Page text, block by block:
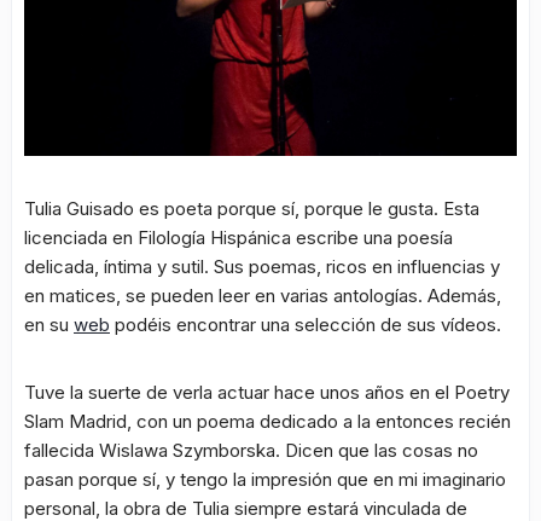
Tulia Guisado es poeta porque sí, porque le gusta. Esta
licenciada en Filología Hispánica escribe una poesía
delicada, íntima y sutil. Sus poemas, ricos en influencias y
en matices, se pueden leer en varias antologías. Además,
en su web podéis encontrar una selección de sus vídeos.
Tuve la suerte de verla actuar hace unos años en el Poetry
Slam Madrid, con un poema dedicado a la entonces recién
fallecida Wislawa Szymborska. Dicen que las cosas no
pasan porque sí, y tengo la impresión que en mi imaginario
personal, la obra de Tulia siempre estará vinculada de